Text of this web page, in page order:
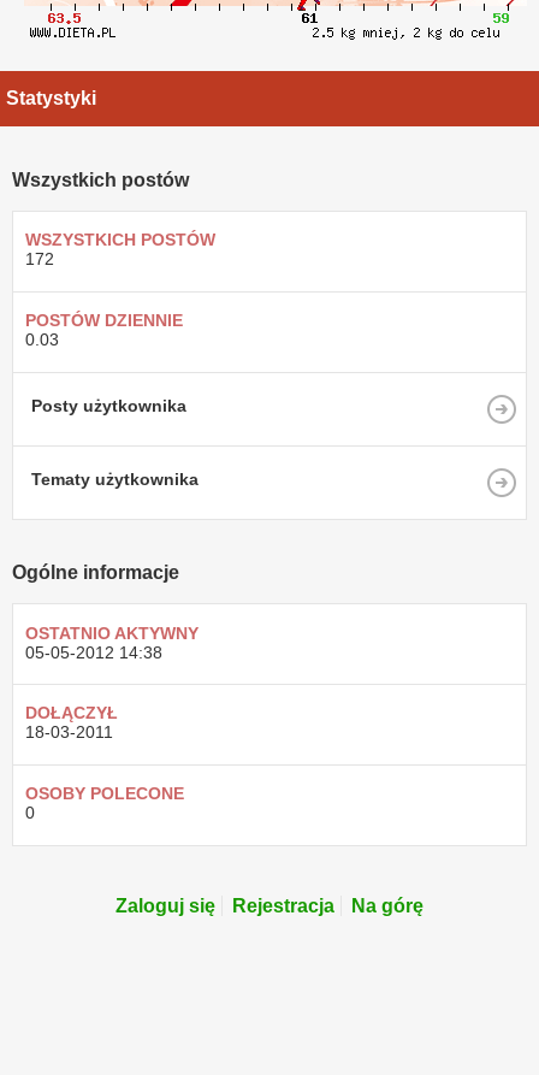
Statystyki
Wszystkich postów
WSZYSTKICH POSTÓW
172
POSTÓW DZIENNIE
0.03
Posty użytkownika
Tematy użytkownika
Ogólne informacje
OSTATNIO AKTYWNY
05-05-2012 14:38
DOŁĄCZYŁ
18-03-2011
OSOBY POLECONE
0
Zaloguj się Rejestracja Na górę